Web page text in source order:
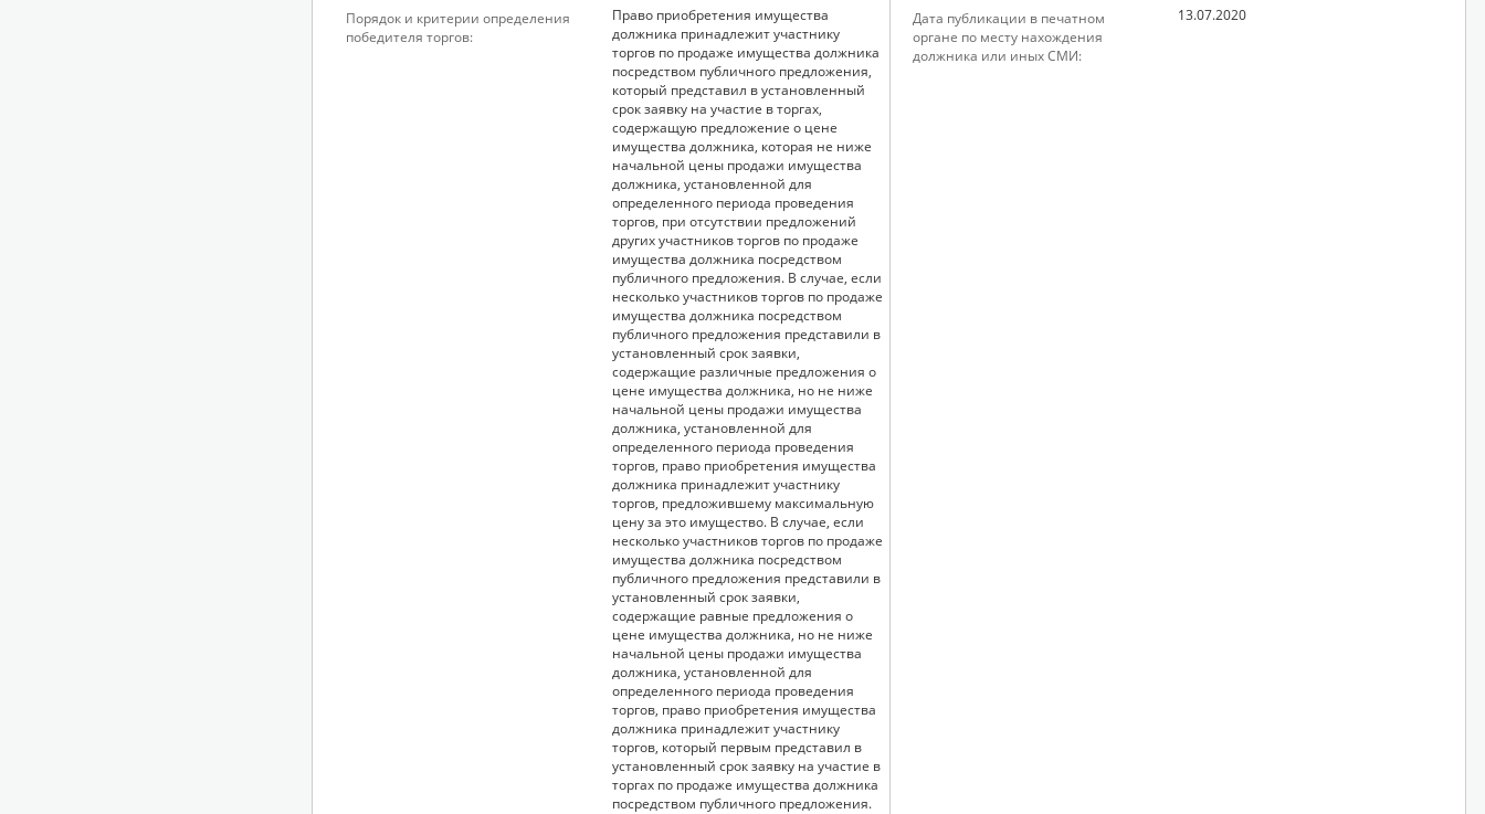
Порядок и критерии определения
победителя торгов:
Право приобретения имущества
должника принадлежит участнику
торгов по продаже имущества должника
посредством публичного предложения,
который представил в установленный
срок заявку на участие в торгах,
содержащую предложение о цене
имущества должника, которая не ниже
начальной цены продажи имущества
должника, установленной для
определенного периода проведения
торгов, при отсутствии предложений
других участников торгов по продаже
имущества должника посредством
публичного предложения. В случае, если
несколько участников торгов по продаже
имущества должника посредством
публичного предложения представили в
установленный срок заявки,
содержащие различные предложения о
цене имущества должника, но не ниже
начальной цены продажи имущества
должника, установленной для
определенного периода проведения
торгов, право приобретения имущества
должника принадлежит участнику
торгов, предложившему максимальную
цену за это имущество. В случае, если
несколько участников торгов по продаже
имущества должника посредством
публичного предложения представили в
установленный срок заявки,
содержащие равные предложения о
цене имущества должника, но не ниже
начальной цены продажи имущества
должника, установленной для
определенного периода проведения
торгов, право приобретения имущества
должника принадлежит участнику
торгов, который первым представил в
установленный срок заявку на участие в
торгах по продаже имущества должника
посредством публичного предложения.
Дата публикации в печатном
органе по месту нахождения
должника или иных СМИ:
13.07.2020